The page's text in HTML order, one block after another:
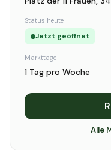
Status heute
Jetzt geöffnet
Markttage
1 Tag pro Woche
Alle